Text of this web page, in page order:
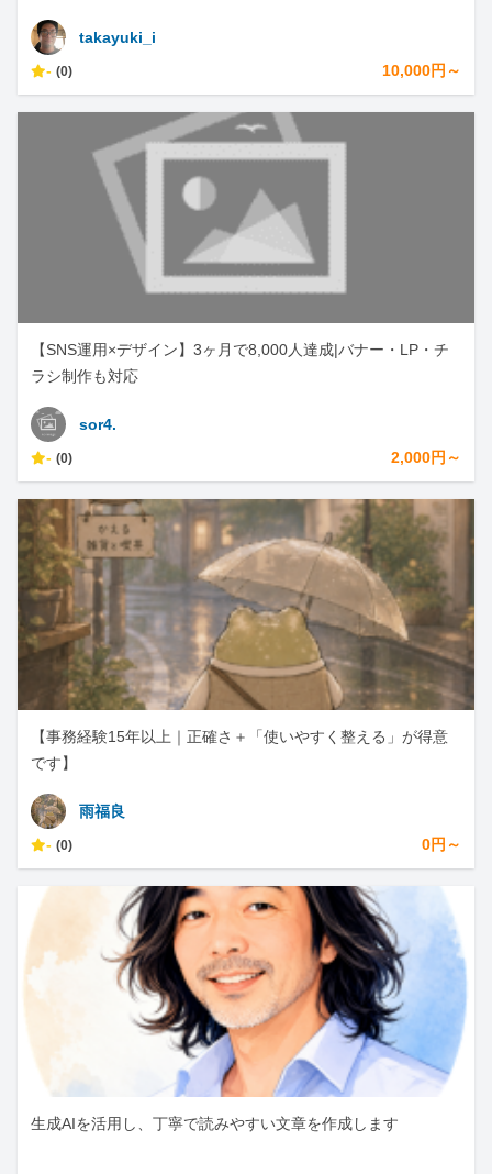
takayuki_i
- (0) 10,000円～
【SNS運用×デザイン】3ヶ月で8,000人達成|バナー・LP・チ
ラシ制作も対応
sor4.
- (0) 2,000円～
【事務経験15年以上｜正確さ＋「使いやすく整える」が得意
です】
雨福良
- (0) 0円～
生成AIを活用し、丁寧で読みやすい文章を作成します